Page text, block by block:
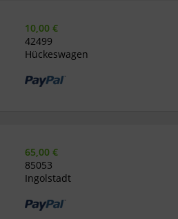
10,00 €
42499
Hückeswagen
65,00 €
85053
Ingolstadt